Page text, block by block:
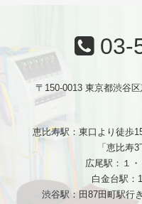
03-
〒150-0013 東京都渋谷
恵比寿駅：東口より徒歩
「恵比寿
広尾駅：１
白金台駅：
渋谷駅：田87田町駅行